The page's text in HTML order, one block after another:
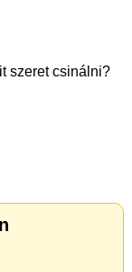
szeret csinálni?